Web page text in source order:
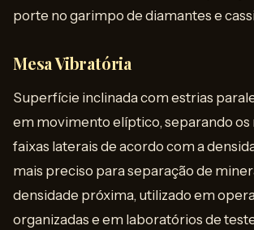
porte no garimpo de diamantes e
Mesa Vibratória
Superfície inclinada com estrias
em movimento elíptico, separando os
faixas laterais de acordo com a
mais preciso para separação de
densidade próxima, utilizado em
organizadas e em laboratórios de